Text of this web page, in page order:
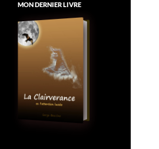
MON DERNIER LIVRE